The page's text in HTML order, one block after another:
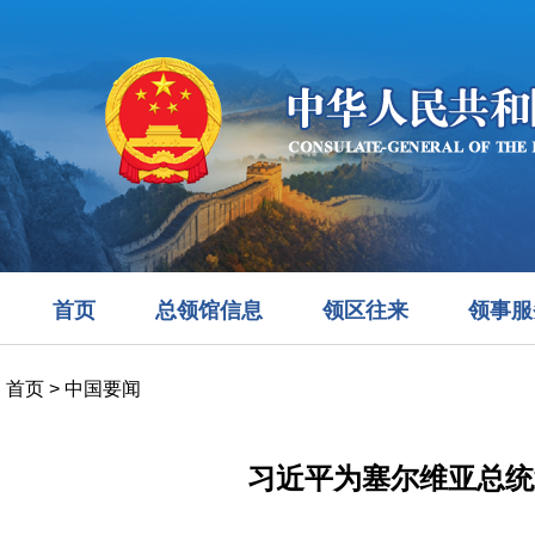
首页 总领馆信息 领区往来 领事
首页 > 中国要闻
习近平为塞尔维亚总